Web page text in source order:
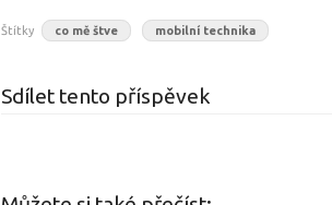
Štítky co mě štve mobilní technika
Sdílet tento příspěvek